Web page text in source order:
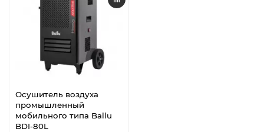
Осушитель воздуха
промышленный
мобильного типа Ballu
BDI-80L